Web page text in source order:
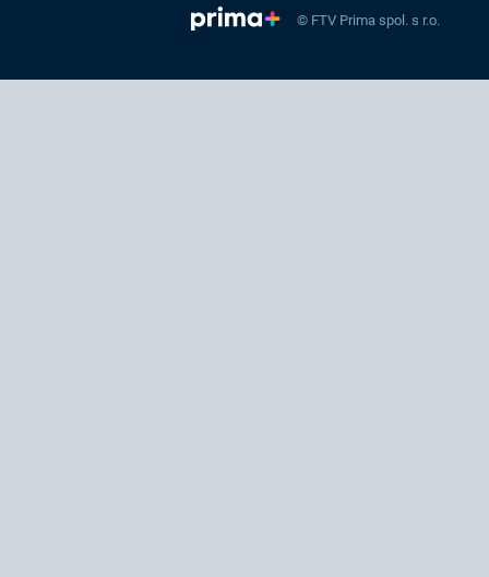
© FTV Prima spol. s r.o.